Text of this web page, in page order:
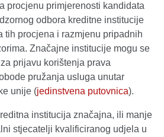
procjenu primjerenosti kandidata
odbora kreditne institucije
tih procjena i razmjenu pripadnih
Značajne institucije mogu se
prijavu korištenja prava
pružanja usluga unutar
unije (jedinstvena putovnica).
institucija značajna, ili manje
stjecatelji kvalificiranog udjela u